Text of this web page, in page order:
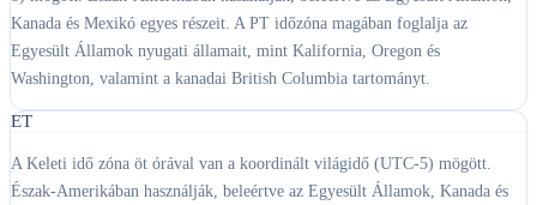
Kanada és Mexikó egyes részeit. A PT időzóna magában foglalja az
Egyesült Államok nyugati államait, mint Kalifornia, Oregon és
Washington, valamint a kanadai British Columbia tartományt.
ET
A Keleti idő zóna öt órával van a koordinált világidő (UTC-5) mögött.
Észak-Amerikában használják, beleértve az Egyesült Államok, Kanada és